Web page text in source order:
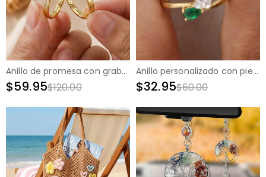
Anillo de promesa con grabado personalizado regalo elegante para parejas
$59.95$120.00
Anillo personalizado con piedra natal y grabado interior. Regalo conmemorativo para mamá.
$32.95$60.00